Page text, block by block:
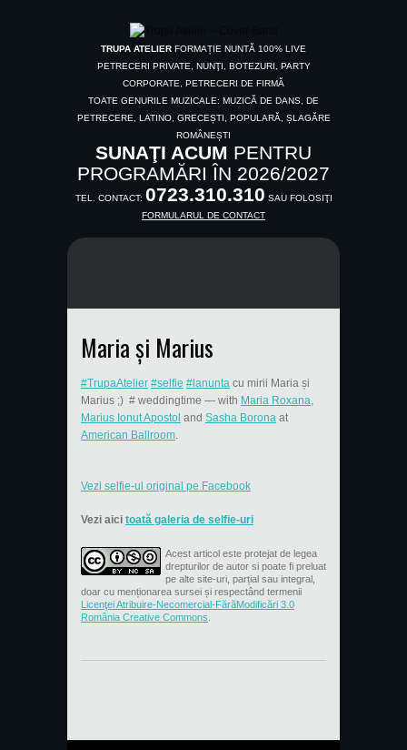
TRUPA ATELIER FORMAȚIE NUNTĂ 100% LIVE
PETRECERI PRIVATE, NUNŢI, BOTEZURI, PARTY
CORPORATE, PETRECERI DE FIRMĂ
TOATE GENURILE MUZICALE: MUZICĂ DE DANS, DE
PETRECERE, LATINO, GRECEȘTI, POPULARĂ, ȘLAGĂRE
ROMÂNEȘTI
SUNAŢI ACUM PENTRU
PROGRAMĂRI ÎN 2026/2027
TEL. CONTACT: 0723.310.310 SAU FOLOSIŢI
FORMULARUL DE CONTACT
Maria și Marius
#TrupaAtelier #selfie #lanunta cu mirii Maria și
Marius ;) # weddingtime — with Maria Roxana,
Marius Ionut Apostol and Sasha Borona at
American Ballroom.
Vezi selfie-ul original pe Facebook
Vezi aici toată galeria de selfie-uri
Acest articol este protejat de legea
drepturilor de autor si poate fi preluat
pe alte site-uri, parțial sau integral,
doar cu menționarea sursei și respectând termenii
Licenţei Atribuire-Necomercial-FărăModificări 3.0
România Creative Commons